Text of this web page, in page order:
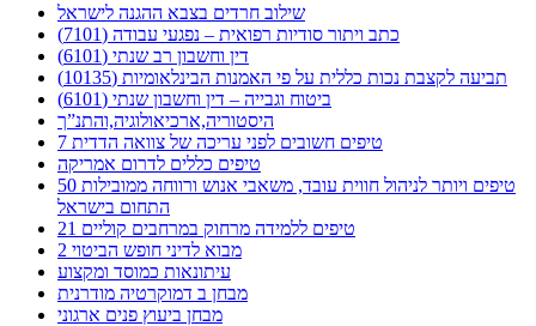
שילוב חרדים בצבא ההגנה לישראל
כתב ויתור סודיות רפואית – נפגעי עבודה (7101)
דין וחשבון רב שנתי (6101)
תביעה לקצבת נכות כללית על פי האמנות הבינלאומיות (10135)
ביטוח וגבייה – דין וחשבון שנתי (6101)
היסטוריה,ארכיאולוגיה,והתנ”ך
7 טיפים חשובים לפני עריכה של צוואה הדדית
טיפים כללים לדרום אמריקה
50 טיפים ויותר לניהול חווית עובד, משאבי אנוש ורווחה ממובילות
התחום בישראל
21 טיפים ללמידה מרחוק במרחבים קוליים
מבוא לדיני חופש הביטוי 2
עיתונאות כמוסד ומקצוע
מבחן ב דמוקרטיה מודרנית
מבחן ביעוץ פנים ארגוני